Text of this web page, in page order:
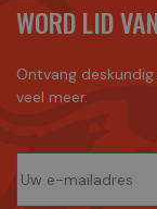
WORD LID
Ontvang
veel meer.